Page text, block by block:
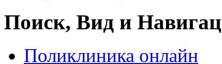
Поиск, Вид и
Поликлиника онлайн